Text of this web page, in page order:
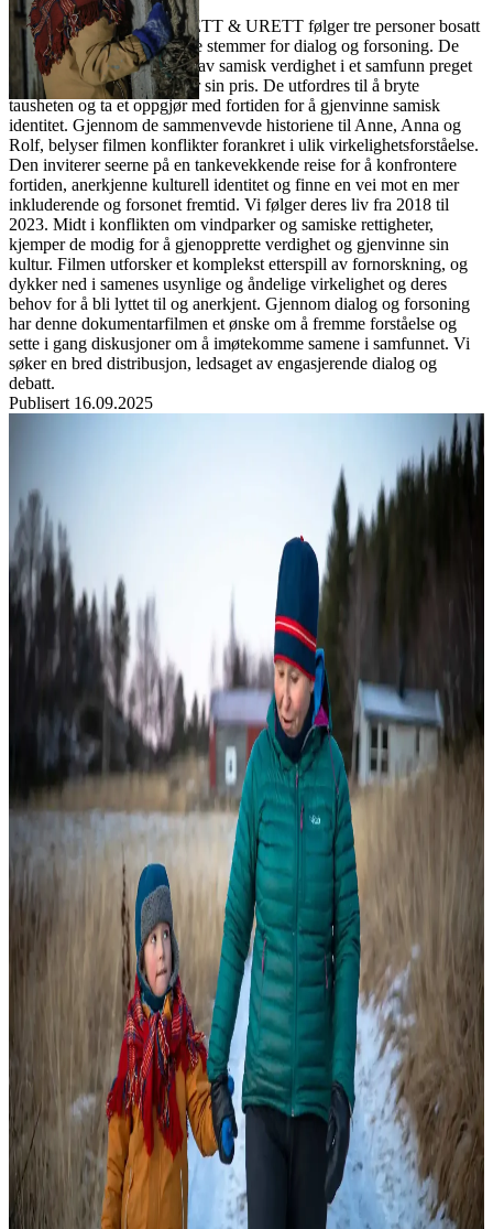
Samiske fortellinger om RETT & URETT følger tre personer bosatt
i Hamarøy. De er engasjerte stemmer for dialog og forsoning. De
kjemper for gjenoppretting av samisk verdighet i et samfunn preget
av traumer. Deres kamp har sin pris. De utfordres til å bryte
tausheten og ta et oppgjør med fortiden for å gjenvinne samisk
identitet. Gjennom de sammenvevde historiene til Anne, Anna og
Rolf, belyser filmen konflikter forankret i ulik virkelighetsforståelse.
Den inviterer seerne på en tankevekkende reise for å konfrontere
fortiden, anerkjenne kulturell identitet og finne en vei mot en mer
inkluderende og forsonet fremtid. Vi følger deres liv fra 2018 til
2023. Midt i konflikten om vindparker og samiske rettigheter,
kjemper de modig for å gjenopprette verdighet og gjenvinne sin
kultur. Filmen utforsker et komplekst etterspill av fornorskning, og
dykker ned i samenes usynlige og åndelige virkelighet og deres
behov for å bli lyttet til og anerkjent. Gjennom dialog og forsoning
har denne dokumentarfilmen et ønske om å fremme forståelse og
sette i gang diskusjoner om å imøtekomme samene i samfunnet. Vi
søker en bred distribusjon, ledsaget av engasjerende dialog og
debatt.
Publisert 16.09.2025